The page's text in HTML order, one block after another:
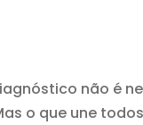
não é
o que une